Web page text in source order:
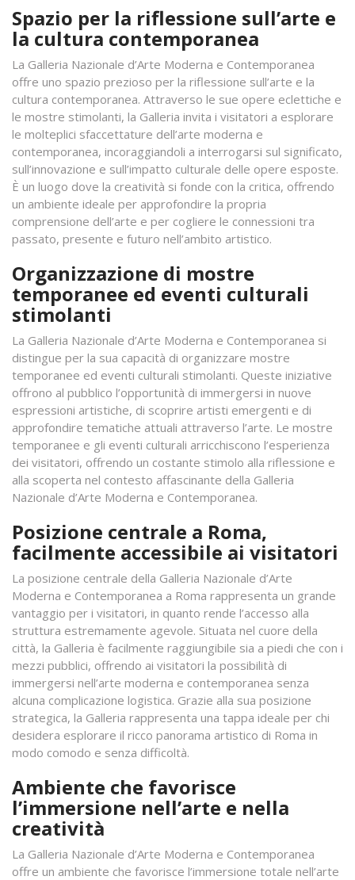
Spazio per la riflessione sull’arte e
la cultura contemporanea
La Galleria Nazionale d’Arte Moderna e Contemporanea
offre uno spazio prezioso per la riflessione sull’arte e la
cultura contemporanea. Attraverso le sue opere eclettiche e
le mostre stimolanti, la Galleria invita i visitatori a esplorare
le molteplici sfaccettature dell’arte moderna e
contemporanea, incoraggiandoli a interrogarsi sul significato,
sull’innovazione e sull’impatto culturale delle opere esposte.
È un luogo dove la creatività si fonde con la critica, offrendo
un ambiente ideale per approfondire la propria
comprensione dell’arte e per cogliere le connessioni tra
passato, presente e futuro nell’ambito artistico.
Organizzazione di mostre
temporanee ed eventi culturali
stimolanti
La Galleria Nazionale d’Arte Moderna e Contemporanea si
distingue per la sua capacità di organizzare mostre
temporanee ed eventi culturali stimolanti. Queste iniziative
offrono al pubblico l’opportunità di immergersi in nuove
espressioni artistiche, di scoprire artisti emergenti e di
approfondire tematiche attuali attraverso l’arte. Le mostre
temporanee e gli eventi culturali arricchiscono l’esperienza
dei visitatori, offrendo un costante stimolo alla riflessione e
alla scoperta nel contesto affascinante della Galleria
Nazionale d’Arte Moderna e Contemporanea.
Posizione centrale a Roma,
facilmente accessibile ai visitatori
La posizione centrale della Galleria Nazionale d’Arte
Moderna e Contemporanea a Roma rappresenta un grande
vantaggio per i visitatori, in quanto rende l’accesso alla
struttura estremamente agevole. Situata nel cuore della
città, la Galleria è facilmente raggiungibile sia a piedi che con i
mezzi pubblici, offrendo ai visitatori la possibilità di
immergersi nell’arte moderna e contemporanea senza
alcuna complicazione logistica. Grazie alla sua posizione
strategica, la Galleria rappresenta una tappa ideale per chi
desidera esplorare il ricco panorama artistico di Roma in
modo comodo e senza difficoltà.
Ambiente che favorisce
l’immersione nell’arte e nella
creatività
La Galleria Nazionale d’Arte Moderna e Contemporanea
offre un ambiente che favorisce l’immersione totale nell’arte